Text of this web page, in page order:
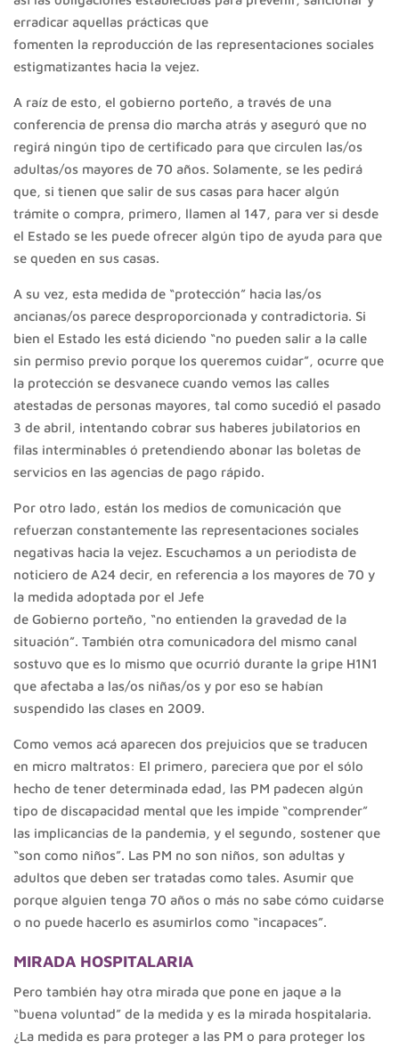
erradicar aquellas prácticas que
fomenten la reproducción de las representaciones sociales
estigmatizantes hacia la vejez.
A raíz de esto, el gobierno porteño, a través de una
conferencia de prensa dio marcha atrás y aseguró que no
regirá ningún tipo de certificado para que circulen las/os
adultas/os mayores de 70 años. Solamente, se les pedirá
que, si tienen que salir de sus casas para hacer algún
trámite o compra, primero, llamen al 147, para ver si desde
el Estado se les puede ofrecer algún tipo de ayuda para que
se queden en sus casas.
A su vez, esta medida de “protección” hacia las/os
ancianas/os parece desproporcionada y contradictoria. Si
bien el Estado les está diciendo “no pueden salir a la calle
sin permiso previo porque los queremos cuidar”, ocurre que
la protección se desvanece cuando vemos las calles
atestadas de personas mayores, tal como sucedió el pasado
3 de abril, intentando cobrar sus haberes jubilatorios en
filas interminables ó pretendiendo abonar las boletas de
servicios en las agencias de pago rápido.
Por otro lado, están los medios de comunicación que
refuerzan constantemente las representaciones sociales
negativas hacia la vejez. Escuchamos a un periodista de
noticiero de A24 decir, en referencia a los mayores de 70 y
la medida adoptada por el Jefe
de Gobierno porteño, “no entienden la gravedad de la
situación”. También otra comunicadora del mismo canal
sostuvo que es lo mismo que ocurrió durante la gripe H1N1
que afectaba a las/os niñas/os y por eso se habían
suspendido las clases en 2009.
Como vemos acá aparecen dos prejuicios que se traducen
en micro maltratos: El primero, pareciera que por el sólo
hecho de tener determinada edad, las PM padecen algún
tipo de discapacidad mental que les impide “comprender”
las implicancias de la pandemia, y el segundo, sostener que
“son como niños”. Las PM no son niños, son adultas y
adultos que deben ser tratadas como tales. Asumir que
porque alguien tenga 70 años o más no sabe cómo cuidarse
o no puede hacerlo es asumirlos como “incapaces”.
MIRADA HOSPITALARIA
Pero también hay otra mirada que pone en jaque a la
“buena voluntad” de la medida y es la mirada hospitalaria.
¿La medida es para proteger a las PM o para proteger los